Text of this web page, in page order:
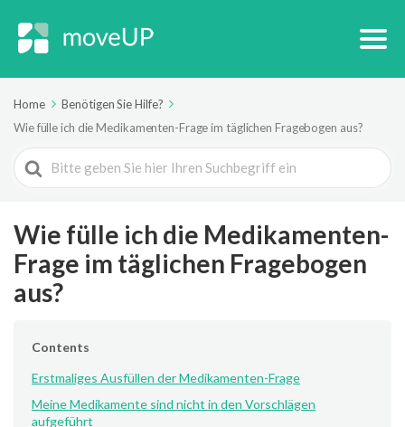
Home
Benötigen Sie Hilfe?
Wie fülle ich die Medikamenten-Frage im täglichen Fragebogen aus?
Search
For
Wie fülle ich die Medikamenten-
Frage im täglichen Fragebogen
aus?
Contents
Erstmaliges Ausfüllen der Medikamenten-Frage
Meine Medikamente sind nicht in den Vorschlägen
aufgeführt